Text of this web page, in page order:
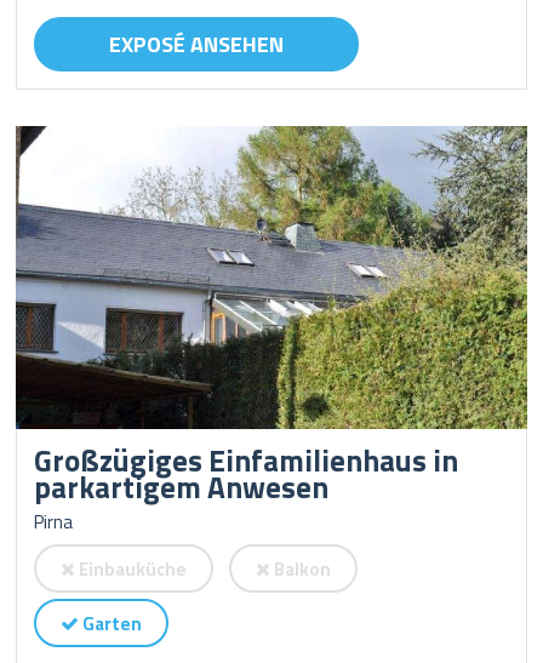
EXPOSÉ ANSEHEN
Großzügiges Einfamilienhaus in
parkartigem Anwesen
Pirna
Einbauküche
Balkon
Garten